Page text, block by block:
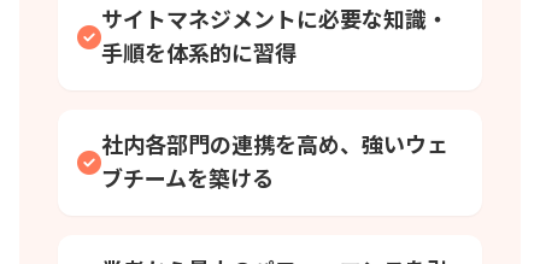
サイトマネジメントに必要な知識・
手順を体系的に習得
社内各部門の連携を高め、強いウェ
ブチームを築ける